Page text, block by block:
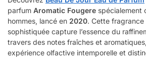
parfum Aromatic Fougere spécialement
hommes, lancé en 2020. Cette fragrance
sophistiquée capture l’essence du
travers des notes fraîches et
expérience olfactive intemporelle et